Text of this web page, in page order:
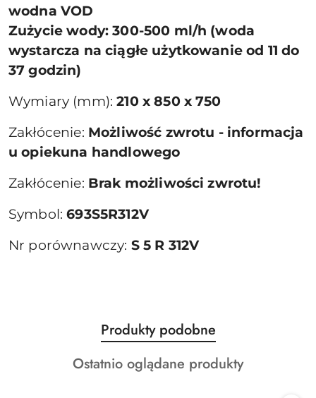
wodna VOD
Zużycie wody: 300-500 ml/h (woda
wystarcza na ciągłe użytkowanie od 11 do
37 godzin)
Wymiary (mm):210 x 850 x 750
Zakłócenie: Możliwość zwrotu - informacja
u opiekuna handlowego
Zakłócenie: Brak możliwości zwrotu!
Symbol:693S5R312V
Nr porównawczy: S 5 R 312V
Pomiń karuzelę produktów
Produkty
o
statusie:
Produkty podobne
Produkty
Ostatnio oglądane produkty